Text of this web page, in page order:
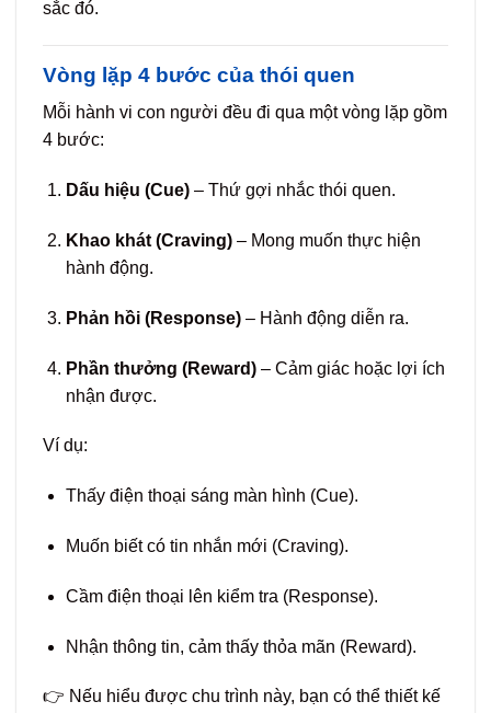
sắc đó.
Vòng lặp 4 bước của thói quen
Mỗi hành vi con người đều đi qua một vòng lặp gồm
4 bước:
Dấu hiệu (Cue)– Thứ gợi nhắc thói quen.
Khao khát (Craving)– Mong muốn thực hiện
hành động.
Phản hồi (Response)– Hành động diễn ra.
Phần thưởng (Reward)– Cảm giác hoặc lợi ích
nhận được.
Ví dụ:
Thấy điện thoại sáng màn hình (Cue).
Muốn biết có tin nhắn mới (Craving).
Cầm điện thoại lên kiểm tra (Response).
Nhận thông tin, cảm thấy thỏa mãn (Reward).
👉 Nếu hiểu được chu trình này, bạn có thể thiết kế